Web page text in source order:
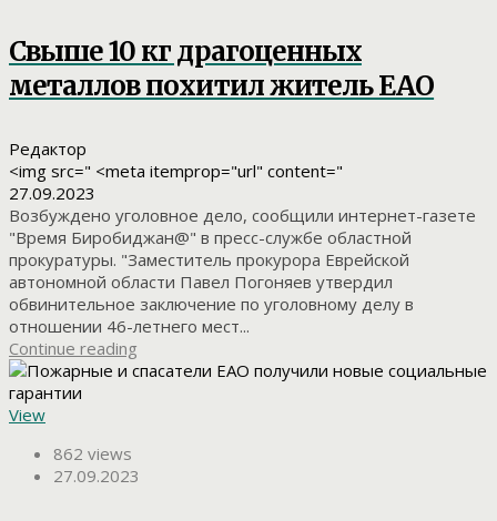
Свыше 10 кг драгоценных
металлов похитил житель ЕАО
Редактор
<img src=" <meta itemprop="url" content="
27.09.2023
Возбуждено уголовное дело, сообщили интернет-газете
"Время Биробиджан@" в пресс-службе областной
прокуратуры. "Заместитель прокурора Еврейской
автономной области Павел Погоняев утвердил
обвинительное заключение по уголовному делу в
отношении 46-летнего мест...
Continue reading
View
862 views
27.09.2023